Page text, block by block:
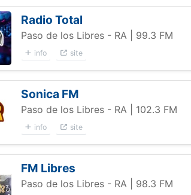
Radio Total
Paso de los Libres - RA | 99.3 FM
info site
Sonica FM
Paso de los Libres - RA | 102.3 FM
info site
FM Libres
Paso de los Libres - RA | 98.3 FM